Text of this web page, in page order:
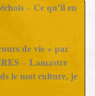
– Ce qu’il en
de vie » par
– Lamastre
le mot culture, je